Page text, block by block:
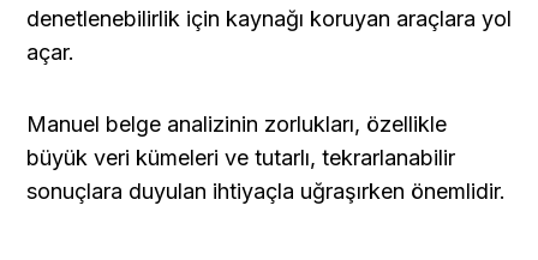
denetlenebilirlik için kaynağı koruyan araçlara yol
açar.
Manuel belge analizinin zorlukları, özellikle
büyük veri kümeleri ve tutarlı, tekrarlanabilir
sonuçlara duyulan ihtiyaçla uğraşırken önemlidir.